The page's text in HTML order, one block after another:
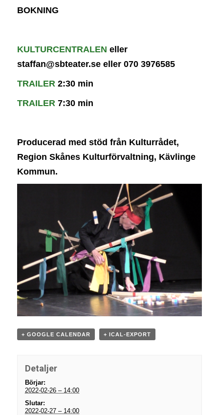
BOKNING
KULTURCENTRALEN eller
staffan@sbteater.se eller 070 3976585
TRAILER 2:30 min
TRAILER 7:30 min
Producerad med stöd från Kulturrådet,
Region Skånes Kulturförvaltning, Kävlinge
Kommun.
+ GOOGLE CALENDAR + ICAL-EXPORT
Detaljer
Börjar:
2022-02-26 – 14:00
Slutar:
2022-02-27 – 14:00